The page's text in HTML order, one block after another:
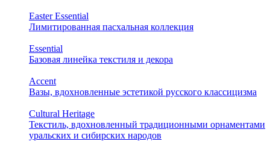
Easter Essential
Лимитированная пасхальная коллекция
Essential
Базовая линейка текстиля и декора
Accent
Вазы, вдохновленные эстетикой русского классицизма
Cultural Heritage
Текстиль, вдохновленный традиционными орнаментами
уральских и сибирских народов